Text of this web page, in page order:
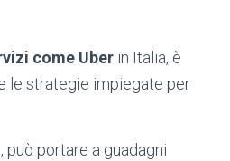
come Uber in Italia, è
le strategie impiegate per
può portare a guadagni